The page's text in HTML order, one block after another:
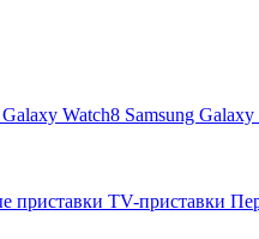
Galaxy Watch8 Samsung
приставки TV-приставки